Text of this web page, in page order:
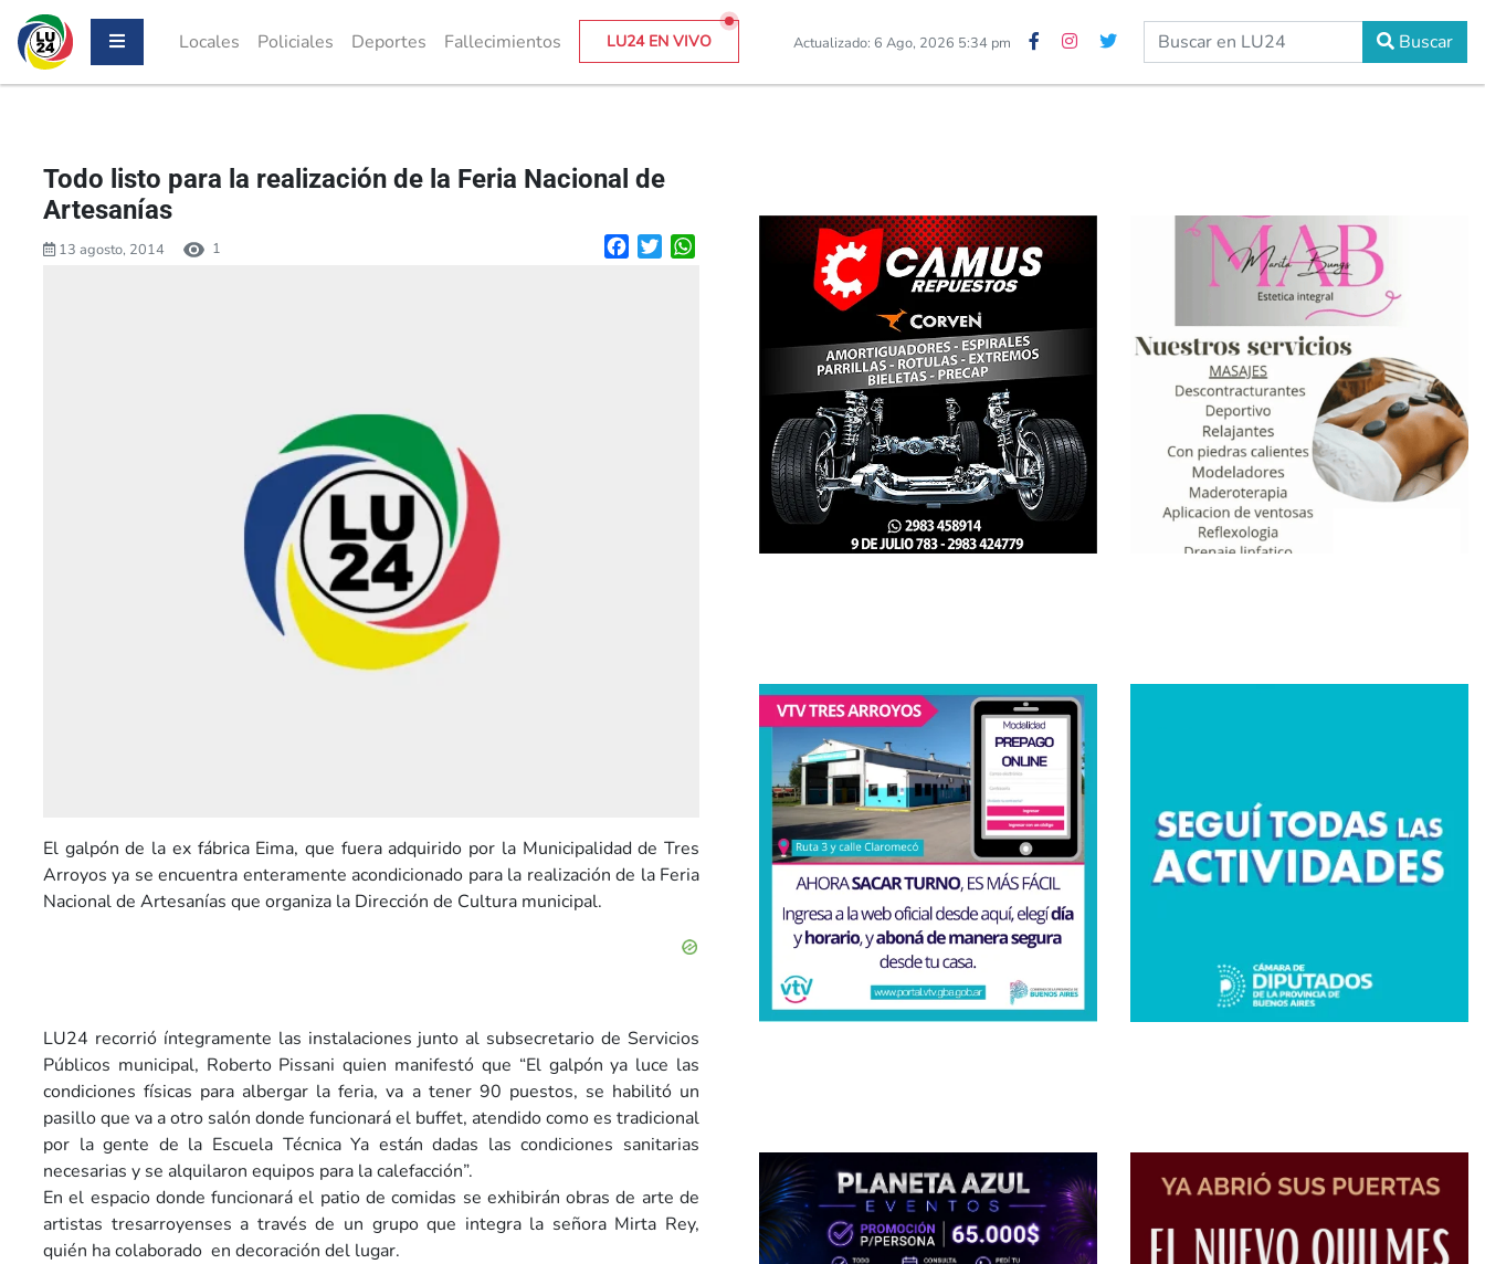
Locales Policiales Deportes Fallecimientos LU24 EN VIVO Actualizado: 6 Ago, 2026 5:34 pm Buscar
Todo listo para la realización de la Feria Nacional de
Artesanías
13 agosto, 2014 1 FacebookTwitter
El galpón de la ex fábrica Eima, que fuera adquirido por la Municipalidad de Tres
Arroyos ya se encuentra enteramente acondicionado para la realización de la Feria
Nacional de Artesanías que organiza la Dirección de Cultura municipal.
LU24 recorrió íntegramente las instalaciones junto al subsecretario de Servicios
Públicos municipal, Roberto Pissani quien manifestó que “El galpón ya luce las
condiciones físicas para albergar la feria, va a tener 90 puestos, se habilitó un
pasillo que va a otro salón donde funcionará el buffet, atendido como es tradicional
por la gente de la Escuela Técnica Ya están dadas las condiciones sanitarias
necesarias y se alquilaron equipos para la calefacción”.
En el espacio donde funcionará el patio de comidas se exhibirán obras de arte de
artistas tresarroyenses a través de un grupo que integra la señora Mirta Rey,
quién ha colaborado en decoración del lugar.